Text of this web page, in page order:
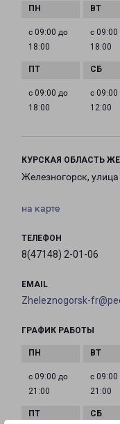
с 09:00 до
18:00
с 09:00
18:00
с 09:00 до
18:00
с 09:00
12:00
КУРСКАЯ ОБЛАСТЬ
Железногорск,
на карте
ТЕЛЕФОН
8(47148) 2-01-06
EMAIL
Zheleznogorsk-
ГРАФИК РАБОТЫ
с 09:00 до
21:00
с 09:00
21:00